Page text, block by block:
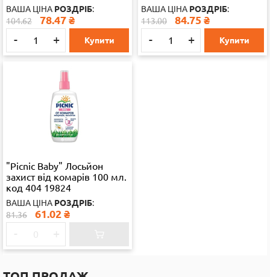
ВАША ЦІНА РОЗДРІБ:
104.62
78.47 ₴
- + Купити
ВАША ЦІНА РОЗДРІБ:
113.00
84.75 ₴
- + Купити
"Picnic Baby" Лосьйон
захист від комарів 100 мл.
код 404 19824
ВАША ЦІНА РОЗДРІБ:
81.36
61.02 ₴